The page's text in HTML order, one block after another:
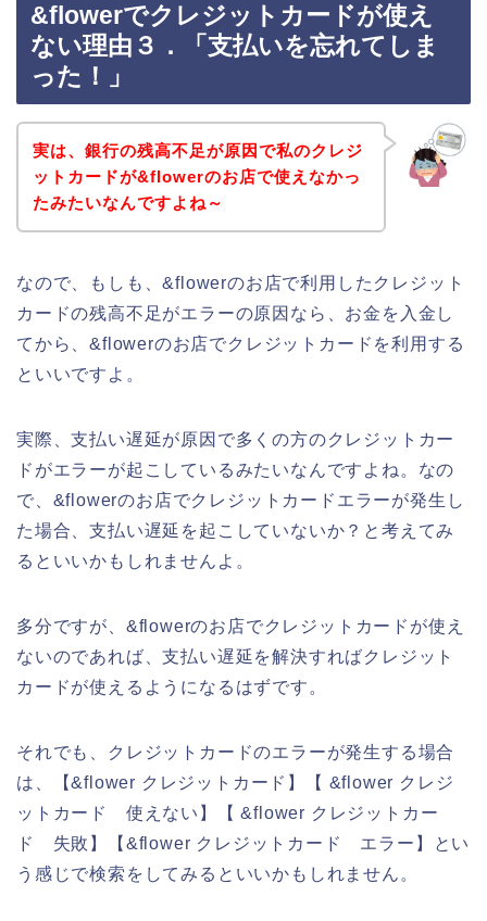
&flowerでクレジットカードが使え
ない理由３．「支払いを忘れてしま
った！」
実は、銀行の残高不足が原因で私のクレジ
ットカードが&flowerのお店で使えなかっ
たみたいなんですよね～
なので、もしも、&flowerのお店で利用したクレジット
カードの残高不足がエラーの原因なら、お金を入金し
てから、&flowerのお店でクレジットカードを利用する
といいですよ。
実際、支払い遅延が原因で多くの方のクレジットカー
ドがエラーが起こしているみたいなんですよね。なの
で、&flowerのお店でクレジットカードエラーが発生し
た場合、支払い遅延を起こしていないか？と考えてみ
るといいかもしれませんよ。
多分ですが、&flowerのお店でクレジットカードが使え
ないのであれば、支払い遅延を解決すればクレジット
カードが使えるようになるはずです。
それでも、クレジットカードのエラーが発生する場合
は、【&flower クレジットカード】【 &flower クレジ
ットカード 使えない】【 &flower クレジットカー
ド 失敗】【&flower クレジットカード エラー】とい
う感じで検索をしてみるといいかもしれません。